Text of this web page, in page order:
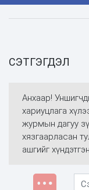
СЭТГЭГДЭЛ
Анхаар!
хариуцлага
журмын дагуу
хязгаарласан
ашгийг